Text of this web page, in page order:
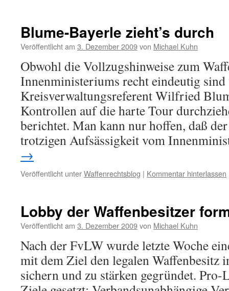
Blume-Bayerle zieht’s durch
Veröffentlicht am 3. Dezember 2009von Michael Kuhn
Obwohl die Vollzugshinweise zum
Innenministeriums recht eindeutig
Kreisverwaltungsreferent Wilfried
Kontrollen auf die harte Tour
berichtet. Man kann nur hoffen, daß
trotzigen Aufsässigkeit vom
→
Veröffentlicht unterWaffenrechtsblog | Kommentar hinterlassen
Lobby der Waffenbesitzer
Veröffentlicht am 3. Dezember 2009von Michael Kuhn
Nach der FvLW wurde letzte Woche
mit dem Ziel den legalen Waffenbesitz
sichern und zu stärken gegründet.